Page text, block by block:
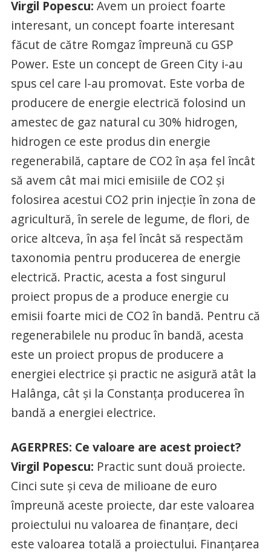
Virgil Popescu: Avem un proiect foarte
interesant, un concept foarte interesant
făcut de către Romgaz împreună cu GSP
Power. Este un concept de Green City i-au
spus cel care l-au promovat. Este vorba de
producere de energie electrică folosind un
amestec de gaz natural cu 30% hidrogen,
hidrogen ce este produs din energie
regenerabilă, captare de CO2 în aşa fel încât
să avem cât mai mici emisiile de CO2 şi
folosirea acestui CO2 prin injecţie în zona de
agricultură, în serele de legume, de flori, de
orice altceva, în aşa fel încât să respectăm
taxonomia pentru producerea de energie
electrică. Practic, acesta a fost singurul
proiect propus de a produce energie cu
emisii foarte mici de CO2 în bandă. Pentru că
regenerabilele nu produc în bandă, acesta
este un proiect propus de producere a
energiei electrice şi practic ne asigură atât la
Halânga, cât şi la Constanţa producerea în
bandă a energiei electrice.
AGERPRES: Ce valoare are acest proiect?
Virgil Popescu: Practic sunt două proiecte.
Cinci sute şi ceva de milioane de euro
împreună aceste proiecte, dar este valoarea
proiectului nu valoarea de finanţare, deci
este valoarea totală a proiectului. Finanţarea